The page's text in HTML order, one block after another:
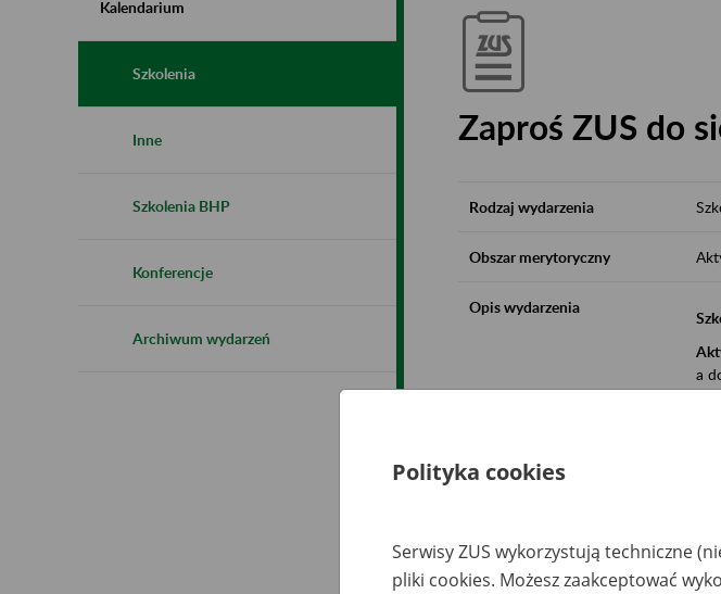
Kalendarium
Szkolenia
Inne
Szkolenia BHP
Konferencje
Archiwum wydarzeń
Zaproś ZUS do
Rodzaj wydarzenia
Obszar merytoryczny
Opis wydarzenia
a
Polityka cookies
Serwisy ZUS wykorzystują techniczne
pliki cookies. Możesz zaakceptować